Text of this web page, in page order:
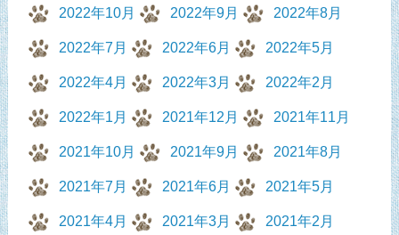
2022年10月 2022年9月 2022年8月
2022年7月 2022年6月 2022年5月
2022年4月 2022年3月 2022年2月
2022年1月 2021年12月 2021年11月
2021年10月 2021年9月 2021年8月
2021年7月 2021年6月 2021年5月
2021年4月 2021年3月 2021年2月